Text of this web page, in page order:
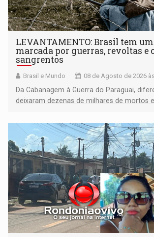
LEVANTAMENTO: Brasil tem
marcada por guerras, revoltas e
sangrentos
Brasil e Mundo 08 de Agosto de 2026
Da Cabanagem à Guerra do Paraguai,
deixaram dezenas de milhares de mortos
territoriais e sociais